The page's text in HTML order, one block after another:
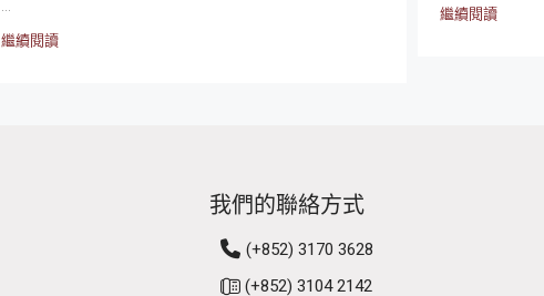
繼續閱讀
繼續閱讀
我們的聯絡方式
(+852) 3170 3628
(+852) 3104 2142